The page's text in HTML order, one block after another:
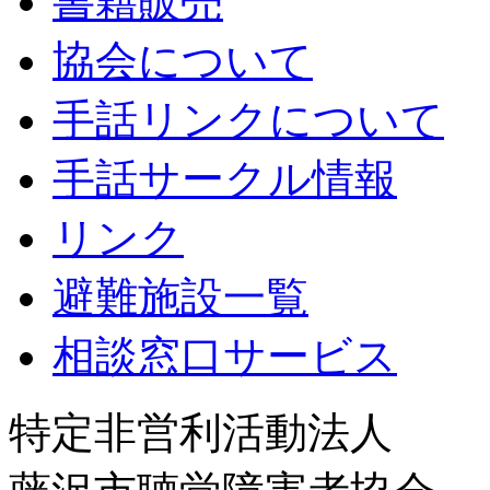
協会について
手話リンクについて
手話サークル情報
リンク
避難施設一覧
相談窓口サービス
特定非営利活動法人